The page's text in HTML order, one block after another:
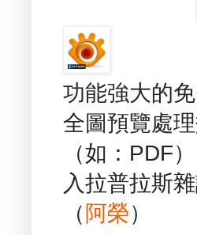
功能強大的
全圖預覽處
（如：PDF
入拉普拉斯
（ 阿榮）